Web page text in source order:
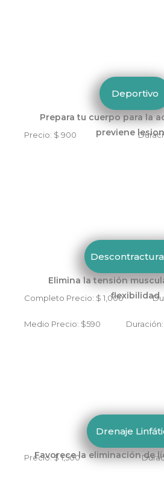
Deportivo
Prepara tu cuerpo para la
previene
Precio: $ 900 Duración:
Elimina la tensión
flexibilidad
Completo Precio: $ 1,000
Medio Precio: $590 Duración:
Drenaje
Favorece la eliminación de
Precio: $ 1,500